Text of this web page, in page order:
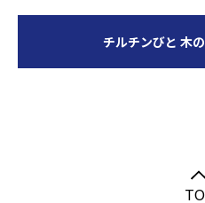
チルチンびと 木